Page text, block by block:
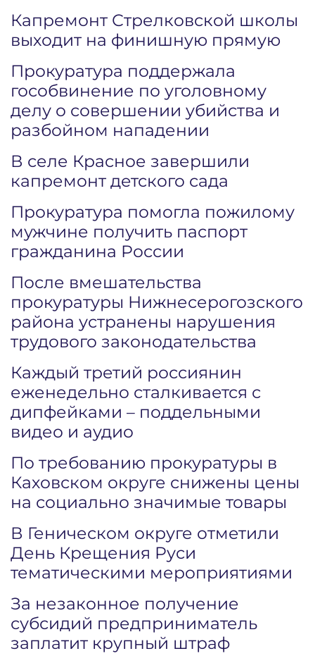
Капремонт Стрелковской школы
выходит на финишную прямую
Прокуратура поддержала
гособвинение по уголовному
делу о совершении убийства и
разбойном нападении
В селе Красное завершили
капремонт детского сада
Прокуратура помогла пожилому
мужчине получить паспорт
гражданина России
После вмешательства
прокуратуры Нижнесерогозского
района устранены нарушения
трудового законодательства
Каждый третий россиянин
еженедельно сталкивается с
дипфейками – поддельными
видео и аудио
По требованию прокуратуры в
Каховском округе снижены цены
на социально значимые товары
В Геническом округе отметили
День Крещения Руси
тематическими мероприятиями
За незаконное получение
субсидий предприниматель
заплатит крупный штраф